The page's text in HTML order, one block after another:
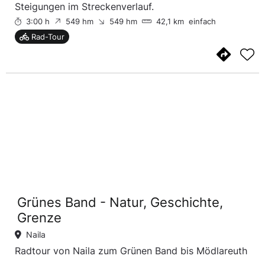
Steigungen im Streckenverlauf.
3:00 h 549 hm 549 hm 42,1 km einfach
Rad-Tour
Grünes Band - Natur, Geschichte,
Grenze
Naila
Radtour von Naila zum Grünen Band bis Mödlareuth